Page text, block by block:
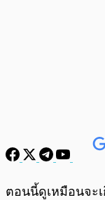
พร้อมเล่น
ตอนนี้ดูเหมือนจะ